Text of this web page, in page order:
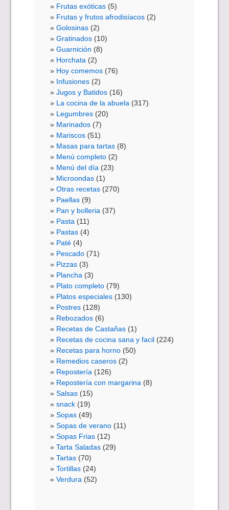
Frutas exóticas (5)
Frutas y frutos afrodisíacos (2)
Golosinas (2)
Gratinados (10)
Guarnición (8)
Horchata (2)
Hoy comemos (76)
Infusiones (2)
Jugos y Batidos (16)
La cocina de la abuela (317)
Legumbres (20)
Marinados (7)
Mariscos (51)
Masas para tartas (8)
Menú completo (2)
Menú del día (23)
Microondas (1)
Otras recetas (270)
Paellas (9)
Pan y bolleria (37)
Pasta (11)
Pastas (4)
Paté (4)
Pescado (71)
Pizzas (3)
Plancha (3)
Plato completo (79)
Platos especiales (130)
Postres (128)
Rebozados (6)
Recetas de Castañas (1)
Recetas de cocina sana y facil (224)
Recetas para horno (50)
Remedios caseros (2)
Repostería (126)
Repostería con margarina (8)
Salsas (15)
snack (19)
Sopas (49)
Sopas de verano (11)
Sopas Frias (12)
Tarta Saladas (29)
Tartas (70)
Tortillas (24)
Verdura (52)